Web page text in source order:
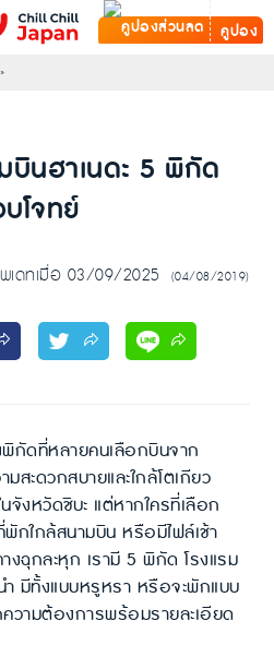
คูปอง
บินฮาเนดะ 5 พิกัด
โจทย์
เดทเมื่อ 03/09/2025 (04/08/2019)
กัดที่หลายคนเลือกบินจาก
สะดวกสบายและใกล้โตเกียว
จังหวัดชิบะ แต่หากใครที่เลือก
กใกล้สนามบิน หรือมีไฟล์เช้า
งฉุกละหุก เรามี 5 พิกัด โรงแรม
ำ มีทั้งแบบหรูหรา หรือจะพักแบบ
วามต้องการพร้อมรายละเอียด